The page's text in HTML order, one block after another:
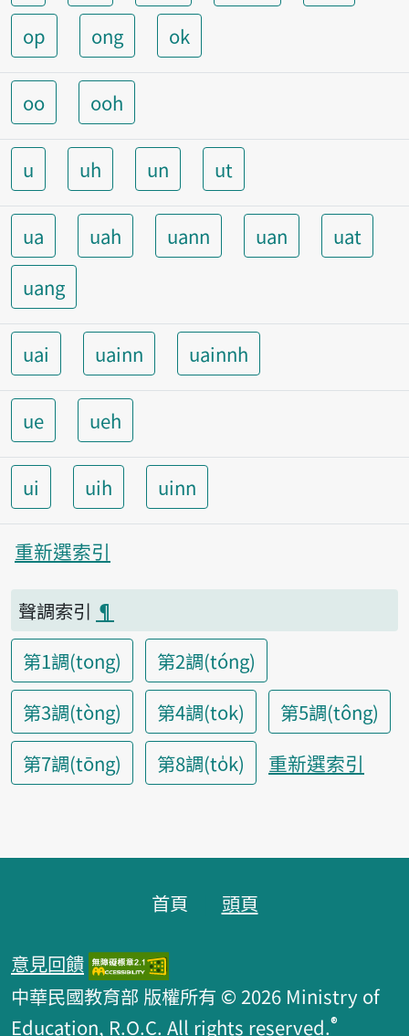
op
ong ok
oo ooh
u uh un ut
ua uah uann uan
uat
uang
uai uainn uainnh
ue ueh
ui uih uinn
重新選索引
聲調索引 ¶
第1調(tong)
第2調(tóng)
第3調(tòng)
第4調(tok)
第5調(tông)
第7調(tōng)
第8調(to̍k) 重新選索引
首頁 頭頁
意見回饋
中華民國教育部 版權所有 © 2026 Ministry of
Education, R.O.C. All rights reserved.®